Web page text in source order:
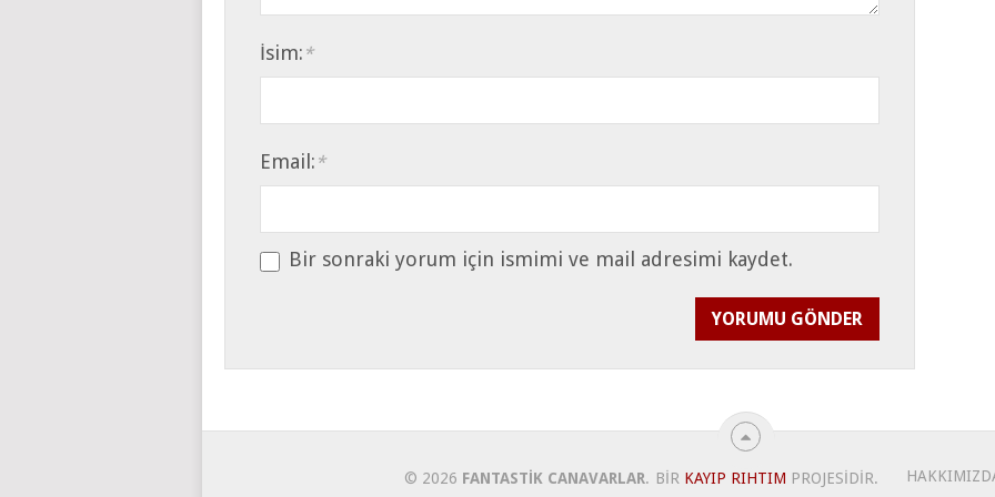
İsim: *
Email: *
Bir sonraki yorum için ismimi ve mail adresimi kaydet.
© 2026 FANTASTIK CANAVARLAR. BIR KAYIP RIHTIM PROJESIDIR.